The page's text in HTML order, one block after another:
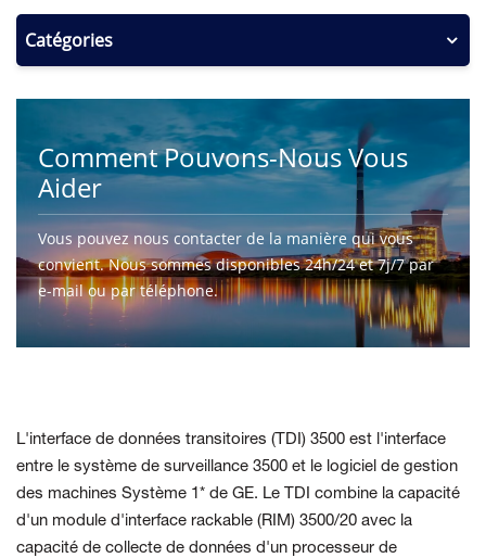
Catégories
Comment Pouvons-Nous Vous
Aider
Vous pouvez nous contacter de la manière qui vous
convient. Nous sommes disponibles 24h/24 et 7j/7 par
e-mail ou par téléphone.
CONTACTEZ-NOUS
L'interface de données transitoires (TDI) 3500 est l'interface
entre le système de surveillance 3500 et le logiciel de gestion
des machines Système 1* de GE. Le TDI combine la capacité
d'un module d'interface rackable (RIM) 3500/20 avec la
capacité de collecte de données d'un processeur de